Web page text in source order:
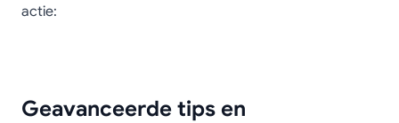
actie:
Geavanceerde tips en